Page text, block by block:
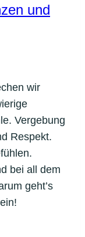
und
wir
Vergebung
Respekt.
bei all dem
geht’s